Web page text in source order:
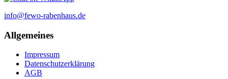
info@fewo-rabenhaus.de
Allgemeines
Impressum
Datenschutzerklärung
AGB